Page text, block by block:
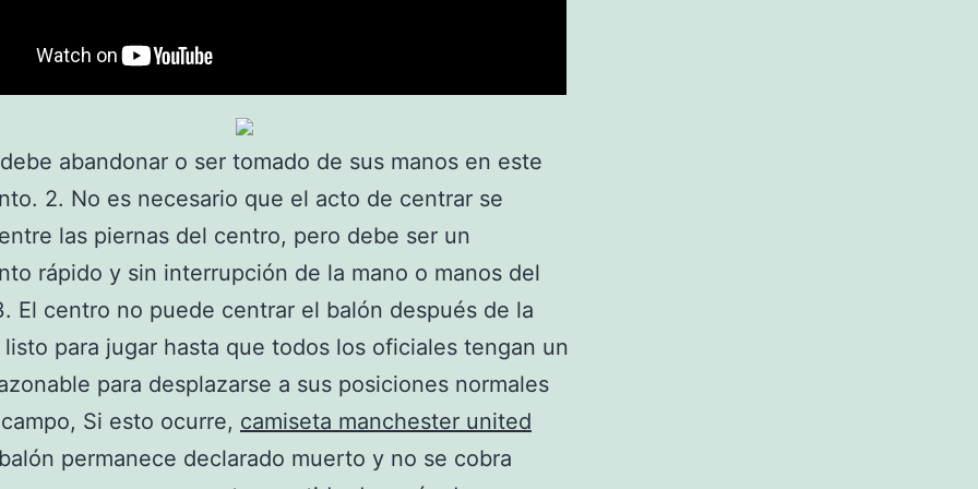
abandonar o ser tomado de sus manos en este
2. No es necesario que el acto de centrar se
las piernas del centro, pero debe ser un
rápido y sin interrupción de la mano o manos del
El centro no puede centrar el balón después de la
para jugar hasta que todos los oficiales tengan un
para desplazarse a sus posiciones normales
Si esto ocurre, camiseta manchester united
permanece declarado muerto y no se cobra